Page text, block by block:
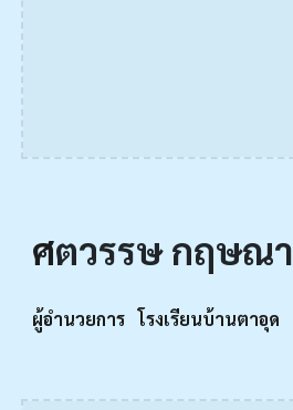
ศตวรรษ กฤษณา
ผู้อำนวยการ โรงเรียนบ้านตาอุด